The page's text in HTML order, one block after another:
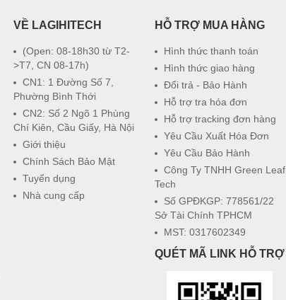
VỀ LAGIHITECH
(Open: 08-18h30 từ T2-
>T7, CN 08-17h)
CN1: 1 Đường Số 7,
Phường Bình Thới
CN2: Số 2 Ngõ 1 Phùng
Chí Kiên, Cầu Giấy, Hà Nội
Giới thiệu
Chính Sách Bảo Mật
Tuyển dụng
Nhà cung cấp
HỖ TRỢ MUA HÀNG
Hình thức thanh toán
Hình thức giao hàng
Đổi trả - Bảo Hành
Hỗ trợ tra hóa đơn
Hỗ trợ tracking đơn hàng
Yêu Cầu Xuất Hóa Đơn
Yêu Cầu Bảo Hành
Công Ty TNHH Green Leaf
Tech
Số GPĐKGP: 778561/22
Sở Tài Chính TPHCM
MST: 0317602349
QUÉT MÃ LINK HỖ TRỢ